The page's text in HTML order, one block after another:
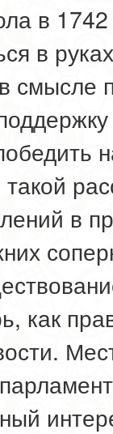
в
в
смысле
в
как